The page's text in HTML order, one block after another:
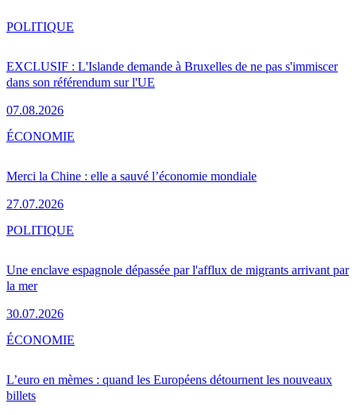
EXCLUSIF : L'Islande demande à Bruxelles de ne pas s'immiscer
dans son référendum sur l'UE
07.08.2026
POLITIQUE
Merci la Chine : elle a sauvé l’économie mondiale
27.07.2026
ÉCONOMIE
Une enclave espagnole dépassée par l'afflux de migrants arrivant par
la mer
30.07.2026
POLITIQUE
L’euro en mèmes : quand les Européens détournent les nouveaux
billets
ÉCONOMIE